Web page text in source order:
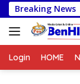
Langsung
ke
konten
Breaking News
Kasus
Login HOME